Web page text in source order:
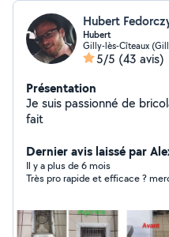
Hubert
Hubert
Gilly-lès-Cîteaux
5/5 (43 avis)
Présentation
Je suis passionné de
fait
Dernier avis laissé par
Il y a plus de 6 mois
Très pro rapide et efficace ?